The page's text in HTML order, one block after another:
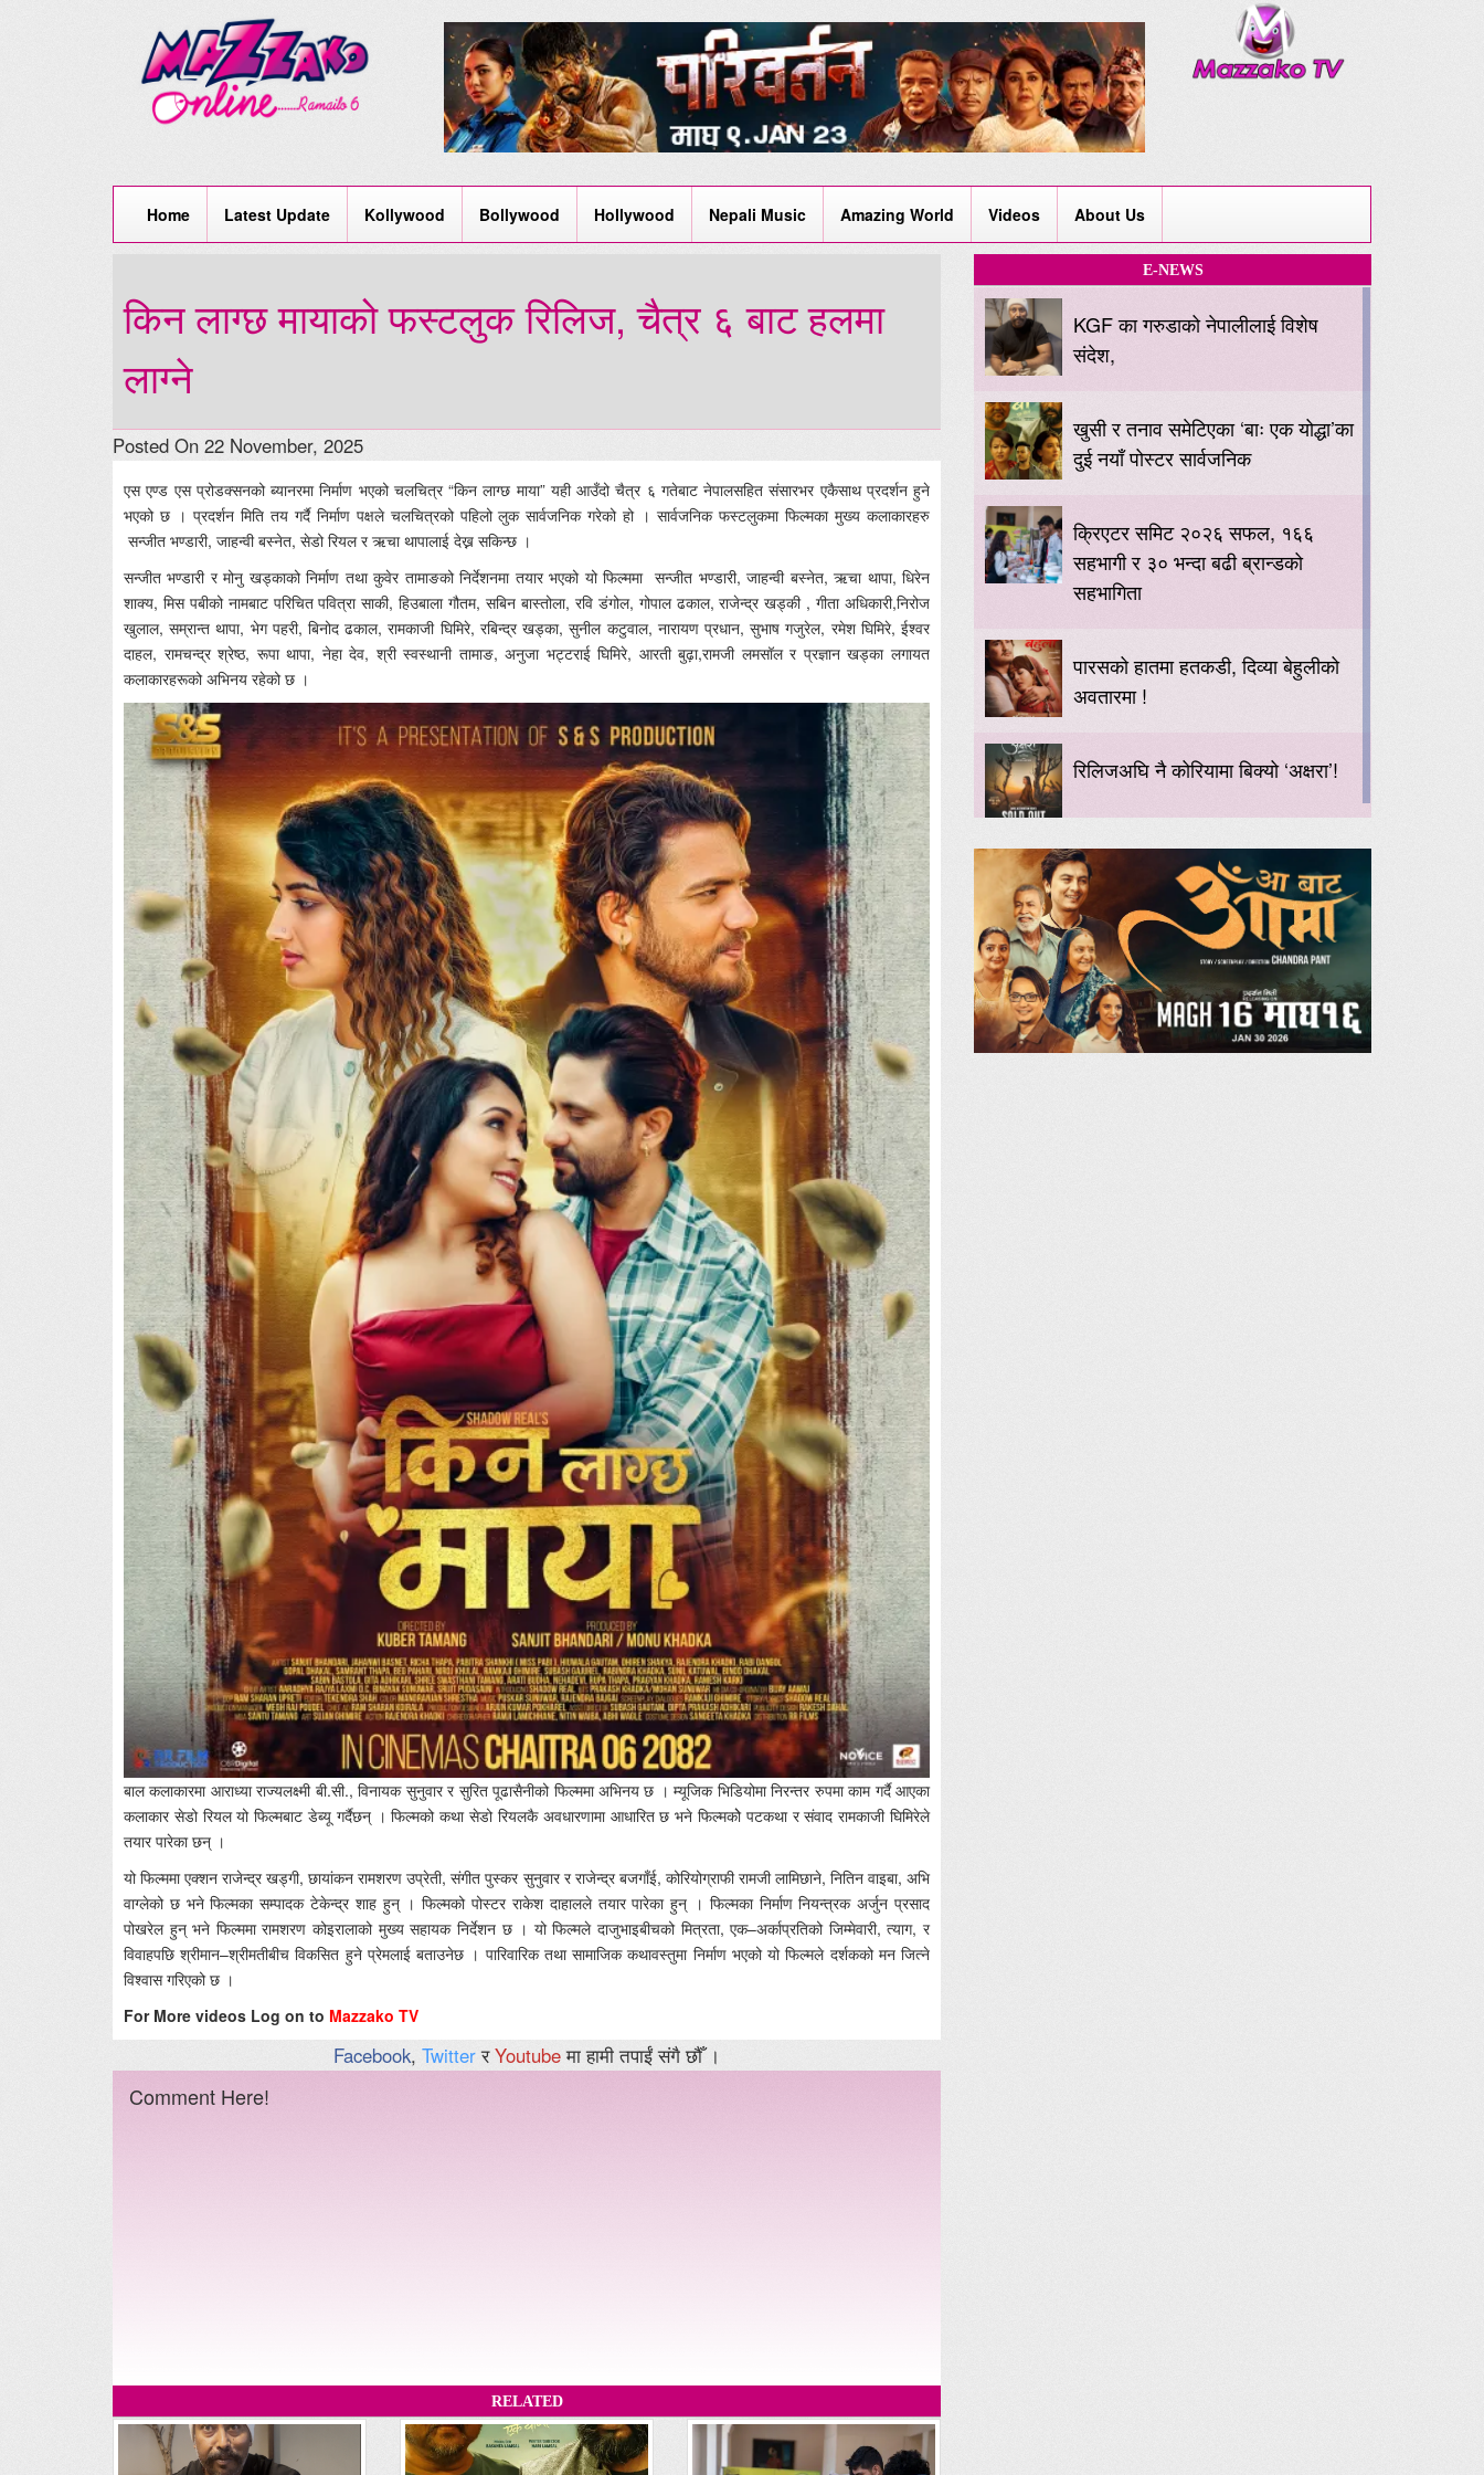
Home Latest Update Kollywood Bollywood Hollywood Nepali Music Amazing World Videos About Us
किन लाग्छ मायाको फस्टलुक रिलिज, चैत्र ६ बाट हलमा
लाग्ने
Posted On 22 November, 2025
एस एण्ड एस प्रोडक्सनको ब्यानरमा निर्माण भएको चलचित्र “किन लाग्छ माया” यही आउँदो चैत्र ६ गतेबाट नेपालसहित संसारभर एकैसाथ प्रदर्शन हुने
भएको छ । प्रदर्शन मिति तय गर्दै निर्माण पक्षले चलचित्रको पहिलो लुक सार्वजनिक गरेको हो । सार्वजनिक फस्टलुकमा फिल्मका मुख्य कलाकारहरु
सन्जीत भण्डारी, जाहन्वी बस्नेत, सेडो रियल र ऋचा थापालाई देख्न सकिन्छ ।
सन्जीत भण्डारी र मोनु खड्काको निर्माण तथा कुवेर तामाङको निर्देशनमा तयार भएको यो फिल्ममा सन्जीत भण्डारी, जाहन्वी बस्नेत, ऋचा थापा, धिरेन
शाक्य, मिस पबीको नामबाट परिचित पवित्रा साकी, हिउबाला गौतम, सबिन बास्तोला, रवि डंगोल, गोपाल ढकाल, राजेन्द्र खड्की , गीता अधिकारी,निरोज
खुलाल, सम्रान्त थापा, भेग पहरी, बिनोद ढकाल, रामकाजी घिमिरे, रबिन्द्र खड्का, सुनील कटुवाल, नारायण प्रधान, सुभाष गजुरेल, रमेश घिमिरे, ईश्वर
दाहल, रामचन्द्र श्रेष्ठ, रूपा थापा, नेहा देव, श्री स्वस्थानी तामाङ, अनुजा भट्टराई घिमिरे, आरती बुढ़ा,रामजी लमसॉल र प्रज्ञान खड्का लगायत
कलाकारहरूको अभिनय रहेको छ ।
बाल कलाकारमा आराध्या राज्यलक्ष्मी बी.सी., विनायक सुनुवार र सुरित पूढासैनीको फिल्ममा अभिनय छ । म्यूजिक भिडियोमा निरन्तर रुपमा काम गर्दै आएका
कलाकार सेडो रियल यो फिल्मबाट डेब्यू गर्दैछन् । फिल्मको कथा सेडो रियलकै अवधारणामा आधारित छ भने फिल्मकोे पटकथा र संवाद रामकाजी घिमिरेले
तयार पारेका छन् ।
यो फिल्ममा एक्शन राजेन्द्र खड्गी, छायांकन रामशरण उप्रेती, संगीत पुस्कर सुनुवार र राजेन्द्र बजगाँई, कोरियोग्राफी रामजी लामिछाने, नितिन वाइबा, अभि
वाग्लेको छ भने फिल्मका सम्पादक टेकेन्द्र शाह हुन् । फिल्मको पोस्टर राकेश दाहालले तयार पारेका हुन् । फिल्मका निर्माण नियन्त्रक अर्जुन प्रसाद
पोखरेल हुन् भने फिल्ममा रामशरण कोइरालाको मुख्य सहायक निर्देशन छ । यो फिल्मले दाजुभाइबीचको मित्रता, एक–अर्काप्रतिको जिम्मेवारी, त्याग, र
विवाहपछि श्रीमान–श्रीमतीबीच विकसित हुने प्रेमलाई बताउनेछ । पारिवारिक तथा सामाजिक कथावस्तुमा निर्माण भएको यो फिल्मले दर्शकको मन जित्ने
विश्वास गरिएको छ ।
For More videos Log on to Mazzako TV
Facebook, TwitterरYoutubeमा हामी तपाईं संगै छौँ ।
Comment Here!
RELATED
E-NEWS
KGF का गरुडाको नेपालीलाई विशेष
संदेश,
खुसी र तनाव समेटिएका ‘बाः एक योद्धा’का
दुई नयाँ पोस्टर सार्वजनिक
क्रिएटर समिट २०२६ सफल, १६६
सहभागी र ३० भन्दा बढी ब्रान्डको
सहभागिता
पारसको हातमा हतकडी, दिव्या बेहुलीको
अवतारमा !
रिलिजअघि नै कोरियामा बिक्यो ‘अक्षरा’!